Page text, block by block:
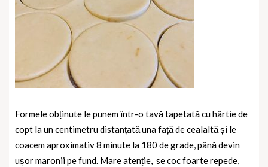
Formele obținute le punem într-o tavă tapetată cu hârtie de
copt la un centimetru distanțată una față de cealaltă și le
coacem aproximativ 8 minute la 180 de grade, până devin
ușor maronii pe fund. Mare atenție, se coc foarte repede,